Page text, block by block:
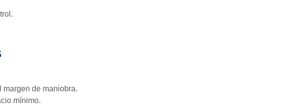
margen de maniobra.
mínimo.